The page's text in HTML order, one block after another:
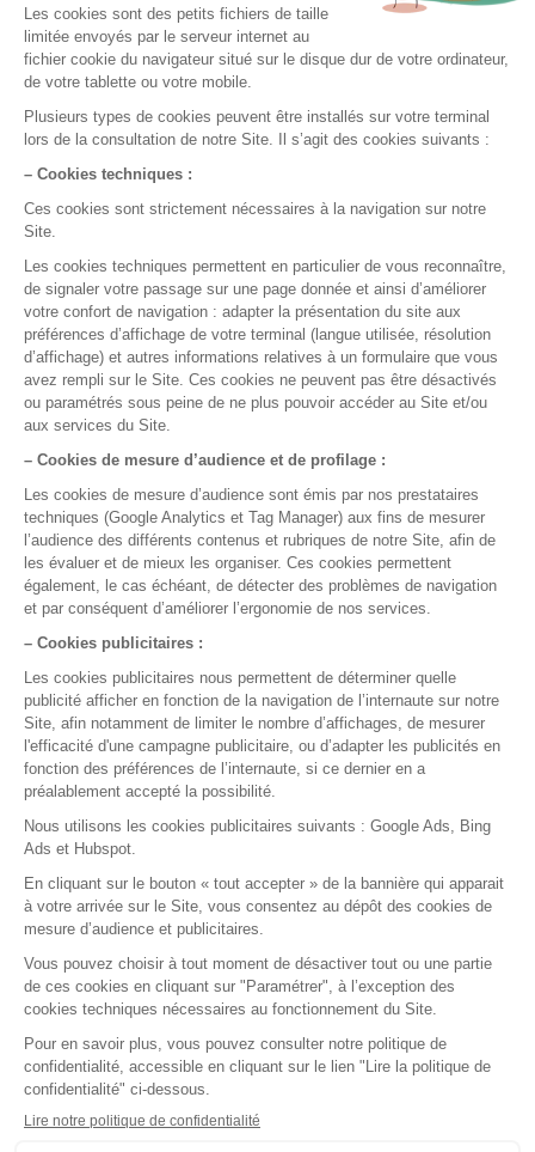
Prêt à nous essayer ?
Essayez gratuitement ou demandez une démo
Test gratuit Démo en ligne
La gestion médicale,
version smart !
Pour qui
Médecin spécialiste
Paramédicaux
Maisons de santé
Centre de santé
Fournisseurs
Nos solutions
Fonctionnalités
Application mobile
A propos
Notre société
Nos agréments
Nos partenaires
Le logiciel
Contact
Test gratuit